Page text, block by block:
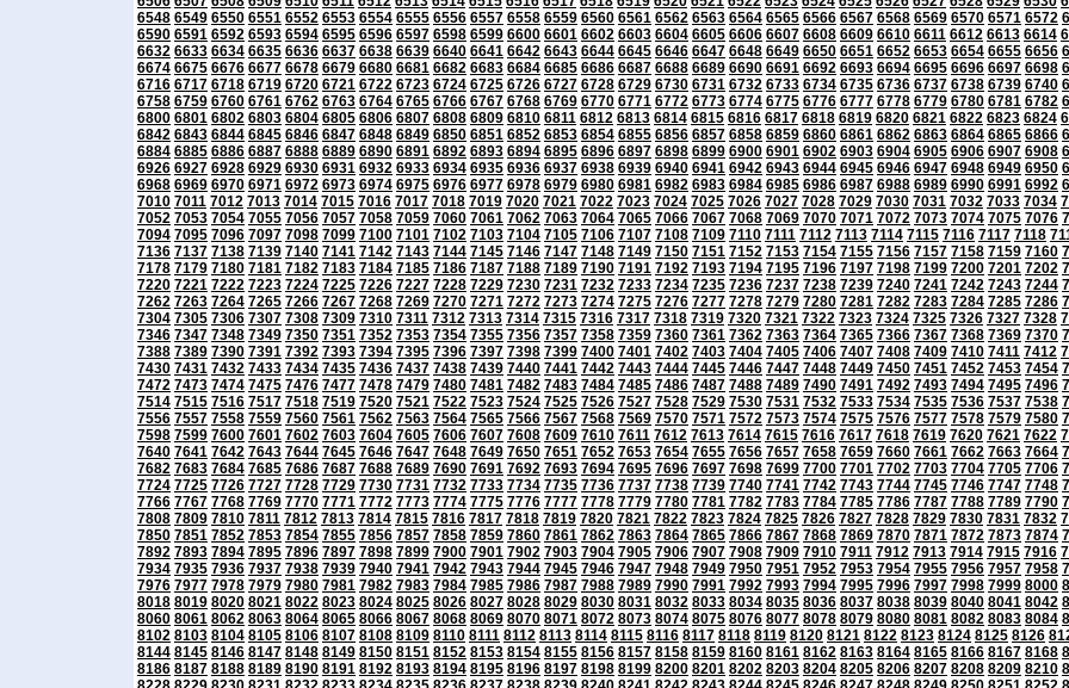
6548 6549 6550 6551 6552 6553 6554 6555 6556 6557 6558 6559 6560 6561 6562 6563 6564 6565 6566 6567 6568 6569 6570 6571 6572
6590 6591 6592 6593 6594 6595 6596 6597 6598 6599 6600 6601 6602 6603 6604 6605 6606 6607 6608 6609 6610 6611 6612 6613 6614
6632 6633 6634 6635 6636 6637 6638 6639 6640 6641 6642 6643 6644 6645 6646 6647 6648 6649 6650 6651 6652 6653 6654 6655 6656
6674 6675 6676 6677 6678 6679 6680 6681 6682 6683 6684 6685 6686 6687 6688 6689 6690 6691 6692 6693 6694 6695 6696 6697 6698
6716 6717 6718 6719 6720 6721 6722 6723 6724 6725 6726 6727 6728 6729 6730 6731 6732 6733 6734 6735 6736 6737 6738 6739 6740
6758 6759 6760 6761 6762 6763 6764 6765 6766 6767 6768 6769 6770 6771 6772 6773 6774 6775 6776 6777 6778 6779 6780 6781 6782
6800 6801 6802 6803 6804 6805 6806 6807 6808 6809 6810 6811 6812 6813 6814 6815 6816 6817 6818 6819 6820 6821 6822 6823 6824
6842 6843 6844 6845 6846 6847 6848 6849 6850 6851 6852 6853 6854 6855 6856 6857 6858 6859 6860 6861 6862 6863 6864 6865 6866
6884 6885 6886 6887 6888 6889 6890 6891 6892 6893 6894 6895 6896 6897 6898 6899 6900 6901 6902 6903 6904 6905 6906 6907 6908
6926 6927 6928 6929 6930 6931 6932 6933 6934 6935 6936 6937 6938 6939 6940 6941 6942 6943 6944 6945 6946 6947 6948 6949 6950
6968 6969 6970 6971 6972 6973 6974 6975 6976 6977 6978 6979 6980 6981 6982 6983 6984 6985 6986 6987 6988 6989 6990 6991 6992
7010 7011 7012 7013 7014 7015 7016 7017 7018 7019 7020 7021 7022 7023 7024 7025 7026 7027 7028 7029 7030 7031 7032 7033 7034
7052 7053 7054 7055 7056 7057 7058 7059 7060 7061 7062 7063 7064 7065 7066 7067 7068 7069 7070 7071 7072 7073 7074 7075 7076
7094 7095 7096 7097 7098 7099 7100 7101 7102 7103 7104 7105 7106 7107 7108 7109 7110 7111 7112 7113 7114 7115 7116 7117 7118
7136 7137 7138 7139 7140 7141 7142 7143 7144 7145 7146 7147 7148 7149 7150 7151 7152 7153 7154 7155 7156 7157 7158 7159 7160
7178 7179 7180 7181 7182 7183 7184 7185 7186 7187 7188 7189 7190 7191 7192 7193 7194 7195 7196 7197 7198 7199 7200 7201 7202
7220 7221 7222 7223 7224 7225 7226 7227 7228 7229 7230 7231 7232 7233 7234 7235 7236 7237 7238 7239 7240 7241 7242 7243 7244
7262 7263 7264 7265 7266 7267 7268 7269 7270 7271 7272 7273 7274 7275 7276 7277 7278 7279 7280 7281 7282 7283 7284 7285 7286
7304 7305 7306 7307 7308 7309 7310 7311 7312 7313 7314 7315 7316 7317 7318 7319 7320 7321 7322 7323 7324 7325 7326 7327 7328
7346 7347 7348 7349 7350 7351 7352 7353 7354 7355 7356 7357 7358 7359 7360 7361 7362 7363 7364 7365 7366 7367 7368 7369 7370
7388 7389 7390 7391 7392 7393 7394 7395 7396 7397 7398 7399 7400 7401 7402 7403 7404 7405 7406 7407 7408 7409 7410 7411 7412
7430 7431 7432 7433 7434 7435 7436 7437 7438 7439 7440 7441 7442 7443 7444 7445 7446 7447 7448 7449 7450 7451 7452 7453 7454
7472 7473 7474 7475 7476 7477 7478 7479 7480 7481 7482 7483 7484 7485 7486 7487 7488 7489 7490 7491 7492 7493 7494 7495 7496
7514 7515 7516 7517 7518 7519 7520 7521 7522 7523 7524 7525 7526 7527 7528 7529 7530 7531 7532 7533 7534 7535 7536 7537 7538
7556 7557 7558 7559 7560 7561 7562 7563 7564 7565 7566 7567 7568 7569 7570 7571 7572 7573 7574 7575 7576 7577 7578 7579 7580
7598 7599 7600 7601 7602 7603 7604 7605 7606 7607 7608 7609 7610 7611 7612 7613 7614 7615 7616 7617 7618 7619 7620 7621 7622
7640 7641 7642 7643 7644 7645 7646 7647 7648 7649 7650 7651 7652 7653 7654 7655 7656 7657 7658 7659 7660 7661 7662 7663 7664
7682 7683 7684 7685 7686 7687 7688 7689 7690 7691 7692 7693 7694 7695 7696 7697 7698 7699 7700 7701 7702 7703 7704 7705 7706
7724 7725 7726 7727 7728 7729 7730 7731 7732 7733 7734 7735 7736 7737 7738 7739 7740 7741 7742 7743 7744 7745 7746 7747 7748
7766 7767 7768 7769 7770 7771 7772 7773 7774 7775 7776 7777 7778 7779 7780 7781 7782 7783 7784 7785 7786 7787 7788 7789 7790
7808 7809 7810 7811 7812 7813 7814 7815 7816 7817 7818 7819 7820 7821 7822 7823 7824 7825 7826 7827 7828 7829 7830 7831 7832
7850 7851 7852 7853 7854 7855 7856 7857 7858 7859 7860 7861 7862 7863 7864 7865 7866 7867 7868 7869 7870 7871 7872 7873 7874
7892 7893 7894 7895 7896 7897 7898 7899 7900 7901 7902 7903 7904 7905 7906 7907 7908 7909 7910 7911 7912 7913 7914 7915 7916
7934 7935 7936 7937 7938 7939 7940 7941 7942 7943 7944 7945 7946 7947 7948 7949 7950 7951 7952 7953 7954 7955 7956 7957 7958
7976 7977 7978 7979 7980 7981 7982 7983 7984 7985 7986 7987 7988 7989 7990 7991 7992 7993 7994 7995 7996 7997 7998 7999 8000
8018 8019 8020 8021 8022 8023 8024 8025 8026 8027 8028 8029 8030 8031 8032 8033 8034 8035 8036 8037 8038 8039 8040 8041 8042
8060 8061 8062 8063 8064 8065 8066 8067 8068 8069 8070 8071 8072 8073 8074 8075 8076 8077 8078 8079 8080 8081 8082 8083 8084
8102 8103 8104 8105 8106 8107 8108 8109 8110 8111 8112 8113 8114 8115 8116 8117 8118 8119 8120 8121 8122 8123 8124 8125 8126
8144 8145 8146 8147 8148 8149 8150 8151 8152 8153 8154 8155 8156 8157 8158 8159 8160 8161 8162 8163 8164 8165 8166 8167 8168
8186 8187 8188 8189 8190 8191 8192 8193 8194 8195 8196 8197 8198 8199 8200 8201 8202 8203 8204 8205 8206 8207 8208 8209 8210